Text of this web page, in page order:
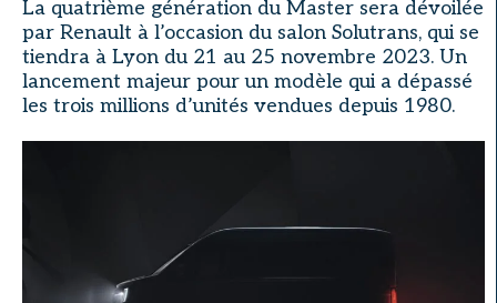
La quatrième génération du Master sera dévoilée
par Renault à l’occasion du salon Solutrans, qui se
tiendra à Lyon du 21 au 25 novembre 2023. Un
lancement majeur pour un modèle qui a dépassé
les trois millions d’unités vendues depuis 1980.